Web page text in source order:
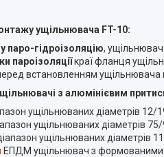
ущільнювача FT-10:
паро-гідроізоляцію, ущільнювач
пароізоляціїкраї фланця
встановленням ущільнювача
з алюмінієвим
ущільнюваних діаметрів
ущільнюваних діаметрів
ущільнюваних діаметрів
ЕПДМ ущільнювач з формованими